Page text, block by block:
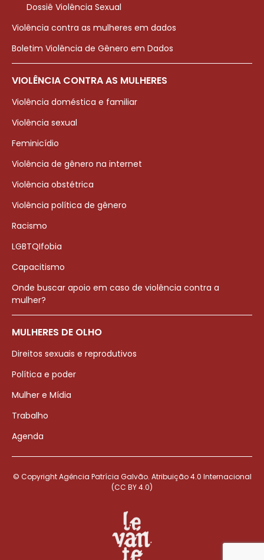
Dossiê Violência Sexual
Violência contra as mulheres em dados
Boletim Violência de Gênero em Dados
VIOLÊNCIA CONTRA AS MULHERES
Violência doméstica e familiar
Violência sexual
Feminicídio
Violência de gênero na internet
Violência obstétrica
Violência política de gênero
Racismo
LGBTQIfobia
Capacitismo
Onde buscar apoio em caso de violência contra a
mulher?
MULHERES DE OLHO
Direitos sexuais e reprodutivos
Política e poder
Mulher e Mídia
Trabalho
Agenda
© Copyright Agência Patrícia Galvão. Atribuição 4.0 Internacional
(CC BY 4.0)